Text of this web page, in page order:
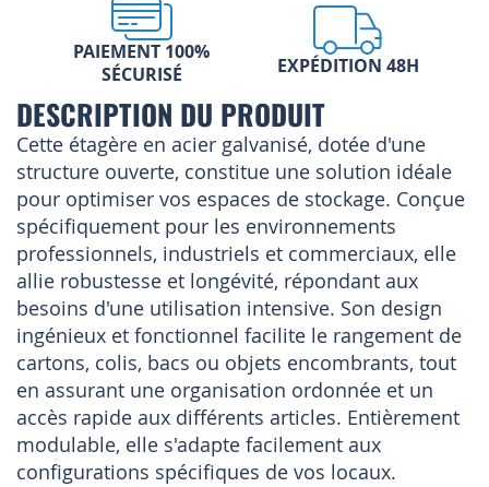
PAIEMENT 100%
SÉCURISÉ
EXPÉDITION 48H
DESCRIPTION DU PRODUIT
Cette étagère en acier galvanisé, dotée d'une
structure ouverte, constitue une solution idéale
pour optimiser vos espaces de stockage. Conçue
spécifiquement pour les environnements
professionnels, industriels et commerciaux, elle
allie robustesse et longévité, répondant aux
besoins d'une utilisation intensive. Son design
ingénieux et fonctionnel facilite le rangement de
cartons, colis, bacs ou objets encombrants, tout
en assurant une organisation ordonnée et un
accès rapide aux différents articles. Entièrement
modulable, elle s'adapte facilement aux
configurations spécifiques de vos locaux.